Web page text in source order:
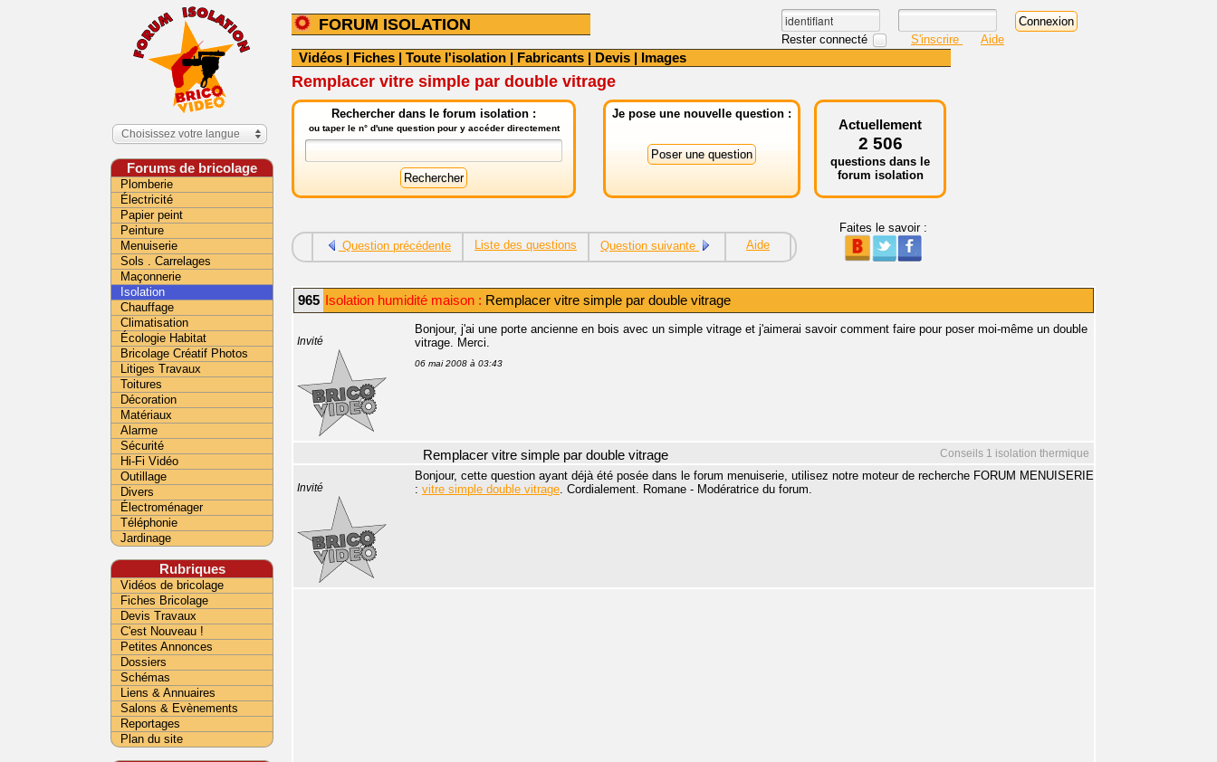
FORUM ISOLATION
Rester connecté S'inscrire Aide
Vidéos | Fiches | Toute l'isolation | Fabricants | Devis | Images
Remplacer vitre simple par double vitrage
Rechercher dans le forum isolation :
ou taper le n° d'une question pour y accéder directement
Je pose une nouvelle question :
Actuellement
2 506
questions dans le
forum isolation
Question précédente Liste des questions Question suivante Aide
Faites le savoir :
965 Isolation humidité maison : Remplacer vitre simple par double vitrage
Invité
Bonjour, j'ai une porte ancienne en bois avec un simple vitrage et j'aimerai savoir comment faire pour poser moi-même un double
vitrage. Merci.
06 mai 2008 à 03:43
Conseils 1 isolation thermique
Remplacer vitre simple par double vitrage
Invité
Bonjour, cette question ayant déjà été posée dans le forum menuiserie, utilisez notre moteur de recherche FORUM MENUISERIE
: vitre simple double vitrage. Cordialement. Romane - Modératrice du forum.
Choisissez votre langue
Forums de bricolage
Plomberie
Électricité
Papier peint
Peinture
Menuiserie
Sols . Carrelages
Maçonnerie
Isolation
Chauffage
Climatisation
Écologie Habitat
Bricolage Créatif Photos
Litiges Travaux
Toitures
Décoration
Matériaux
Alarme
Sécurité
Hi-Fi Vidéo
Outillage
Divers
Électroménager
Téléphonie
Jardinage
Rubriques
Vidéos de bricolage
Fiches Bricolage
Devis Travaux
C'est Nouveau !
Petites Annonces
Dossiers
Schémas
Liens & Annuaires
Salons & Evènements
Reportages
Plan du site